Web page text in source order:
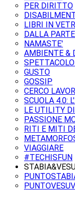
PER DIRITTO
LIBRI IN
DALLA
NAMASTE'
AMBIENTE &
SPETTACOLO
GUSTO
GOSSIP
CERCO
SCUOLA 4.0:
LE UTILITY
PASSIONE
RITI E MITI
VIAGGIARE
#TECHISFUN